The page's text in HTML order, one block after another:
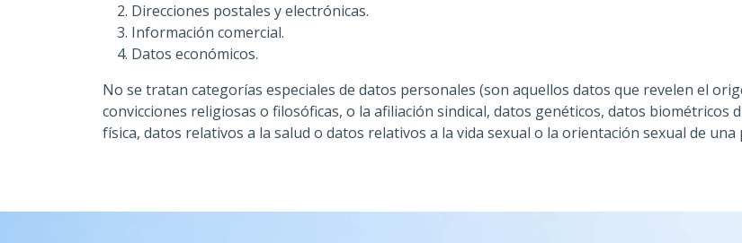
Direcciones postales y electrónicas.
Información comercial.
Datos económicos.
No se tratan categorías especiales de datos personales (son aquellos datos que revelen el
convicciones religiosas o filosóficas, o la afiliación sindical, datos genéticos, datos
física, datos relativos a la salud o datos relativos a la vida sexual o la orientación sexual de una